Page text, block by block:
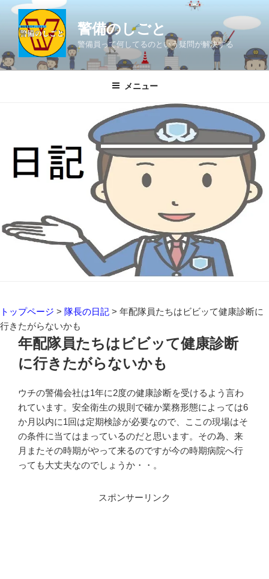
ン
ツ
警備のしごと
警備員って何してるのという疑問が解決する
メニュー
トップページ > 隊長の日記 > 年配隊員たちはビビッて健康診断に
行きたがらないかも
年配隊員たちはビビッて健康診断
に行きたがらないかも
ウチの警備会社は1年に2度の健康診断を受けるよう言わ
れています。安全衛生の規則で確か業務形態によっては6
か月以内に1回は定期検診が必要なので、ここの現場はそ
の条件に当てはまっているのだと思います。その為、来
月またその時期がやって来るのですが今の時期病院へ行
っても大丈夫なのでしょうか・・。
スポンサーリンク